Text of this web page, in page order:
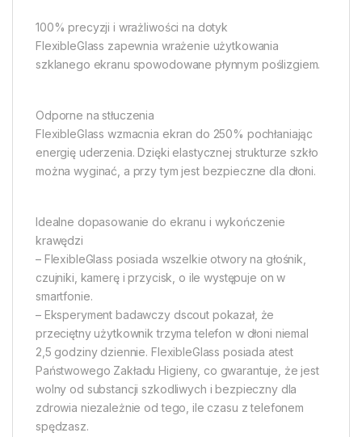
100% precyzji i wrażliwości na dotyk
FlexibleGlass zapewnia wrażenie użytkowania
szklanego ekranu spowodowane płynnym poślizgiem.
Odporne na stłuczenia
FlexibleGlass wzmacnia ekran do 250% pochłaniając
energię uderzenia. Dzięki elastycznej strukturze szkło
można wyginać, a przy tym jest bezpieczne dla dłoni.
Idealne dopasowanie do ekranu i wykończenie
krawędzi
– FlexibleGlass posiada wszelkie otwory na głośnik,
czujniki, kamerę i przycisk, o ile występuje on w
smartfonie.
– Eksperyment badawczy dscout pokazał, że
przeciętny użytkownik trzyma telefon w dłoni niemal
2,5 godziny dziennie. FlexibleGlass posiada atest
Państwowego Zakładu Higieny, co gwarantuje, że jest
wolny od substancji szkodliwych i bezpieczny dla
zdrowia niezależnie od tego, ile czasu z telefonem
spędzasz.